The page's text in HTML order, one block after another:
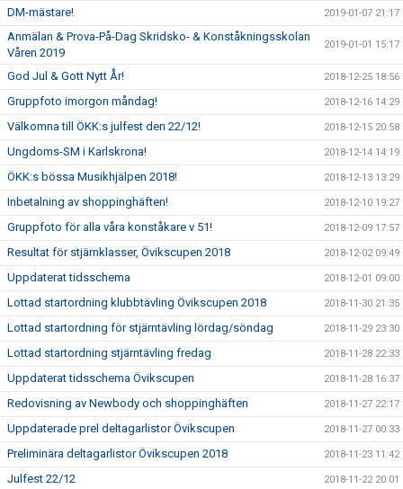
DM-mästare! 2019-01-07 21:17
Anmälan & Prova-På-Dag Skridsko- & Konståkningsskolan
Våren 2019
2019-01-01 15:17
God Jul & Gott Nytt År! 2018-12-25 18:56
Gruppfoto imorgon måndag! 2018-12-16 14:29
Välkomna till ÖKK:s julfest den 22/12! 2018-12-15 20:58
Ungdoms-SM i Karlskrona! 2018-12-14 14:19
ÖKK:s bössa Musikhjälpen 2018! 2018-12-13 13:29
Inbetalning av shoppinghäften! 2018-12-10 19:27
Gruppfoto för alla våra konståkare v 51! 2018-12-09 17:57
Resultat för stjärnklasser, Övikscupen 2018 2018-12-02 09:49
Uppdaterat tidsschema 2018-12-01 09:00
Lottad startordning klubbtävling Övikscupen 2018 2018-11-30 21:35
Lottad startordning för stjärntävling lördag/söndag 2018-11-29 23:30
Lottad startordning stjärntävling fredag 2018-11-28 22:33
Uppdaterat tidsschema Övikscupen 2018-11-28 16:37
Redovisning av Newbody och shoppinghäften 2018-11-27 22:17
Uppdaterade prel deltagarlistor Övikscupen 2018-11-27 00:33
Preliminära deltagarlistor Övikscupen 2018 2018-11-23 11:42
Julfest 22/12 2018-11-22 20:01